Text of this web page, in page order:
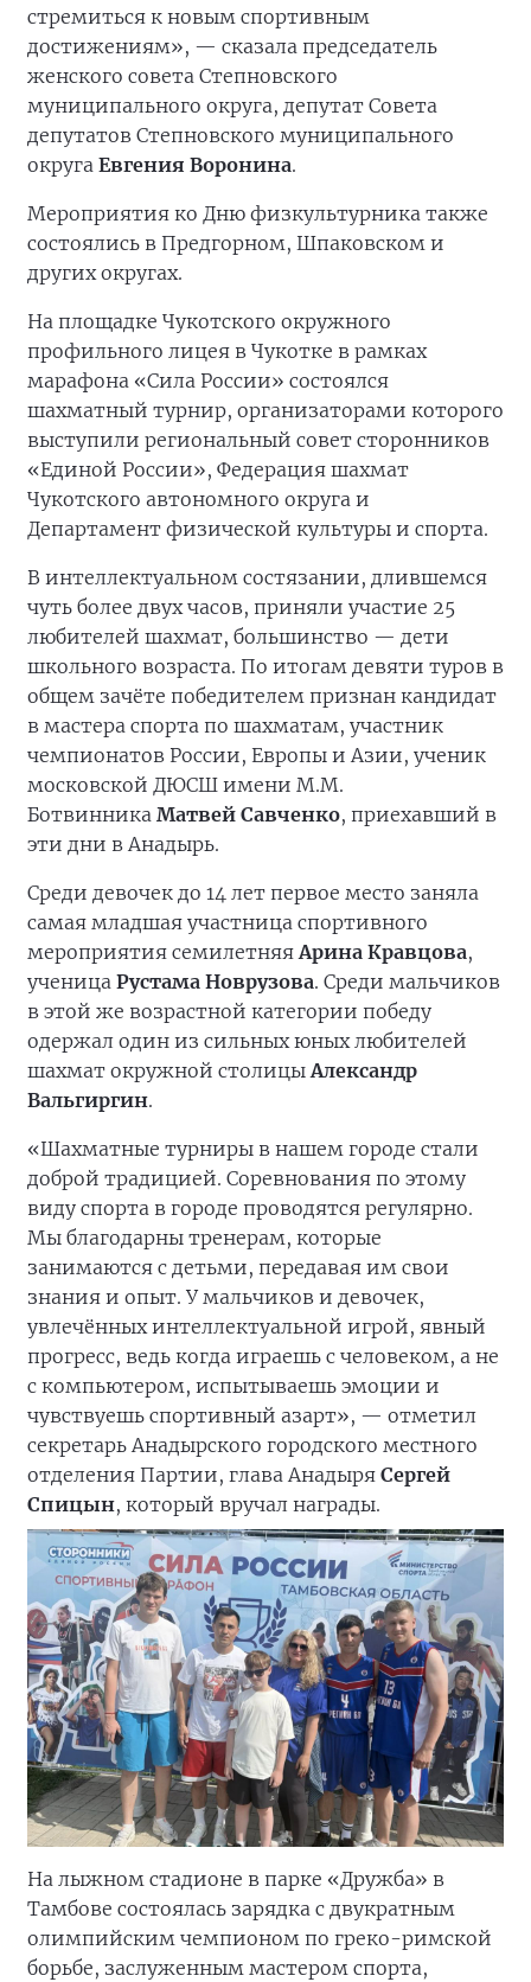
стремиться к новым спортивным
достижениям», — сказала председатель
женского совета Степновского
муниципального округа, депутат Совета
депутатов Степновского муниципального
округа Евгения Воронина.
Мероприятия ко Дню физкультурника также
состоялись в Предгорном, Шпаковском и
других округах.
На площадке Чукотского окружного
профильного лицея в Чукотке в рамках
марафона «Сила России» состоялся
шахматный турнир, организаторами которого
выступили региональный совет сторонников
«Единой России», Федерация шахмат
Чукотского автономного округа и
Департамент физической культуры и спорта.
В интеллектуальном состязании, длившемся
чуть более двух часов, приняли участие 25
любителей шахмат, большинство — дети
школьного возраста. По итогам девяти туров в
общем зачёте победителем признан кандидат
в мастера спорта по шахматам, участник
чемпионатов России, Европы и Азии, ученик
московской ДЮСШ имени М.М.
Ботвинника Матвей Савченко, приехавший в
эти дни в Анадырь.
Среди девочек до 14 лет первое место заняла
самая младшая участница спортивного
мероприятия семилетняяАрина Кравцова,
ученица Рустама Новрузова. Среди мальчиков
в этой же возрастной категории победу
одержал один из сильных юных любителей
шахмат окружной столицыАлександр
Вальгиргин.
«Шахматные турниры в нашем городе стали
доброй традицией. Соревнования по этому
виду спорта в городе проводятся регулярно.
Мы благодарны тренерам, которые
занимаются с детьми, передавая им свои
знания и опыт. У мальчиков и девочек,
увлечённых интеллектуальной игрой, явный
прогресс, ведь когда играешь с человеком, а не
с компьютером, испытываешь эмоции и
чувствуешь спортивный азарт», — отметил
секретарь Анадырского городского местного
отделения Партии, глава Анадыря Сергей
Спицын, который вручал награды.
На лыжном стадионе в парке «Дружба» в
Тамбове состоялась зарядка с двукратным
олимпийским чемпионом по греко-римской
борьбе, заслуженным мастером спорта,